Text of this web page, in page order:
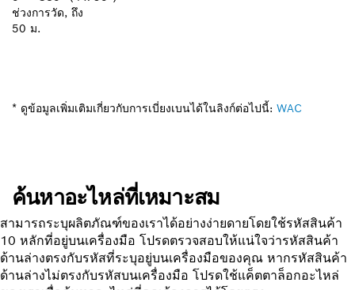
ช่วงการวัด, ถึง
50 ม.
* ดูข้อมูลเพิ่มเติมเกี่ยวกับการเบี่ยงเบนได้ในลิงก์ต่อไปนี้: WAC
ค้นหาอะไหล่ที่เหมาะสม
สามารถระบุผลิตภัณฑ์ของเราได้อย่างง่ายดายโดยใช้รหัสสินค้า
10 หลักที่อยู่บนเครื่องมือ โปรดตรวจสอบให้แน่ใจว่ารหัสสินค้า
ด้านล่างตรงกับรหัสที่ระบุอยู่บนเครื่องมือของคุณ หากรหัสสินค้า
ด้านล่างไม่ตรงกับรหัสบนเครื่องมือ โปรดใช้แค็ตตาล็อกอะไหล่